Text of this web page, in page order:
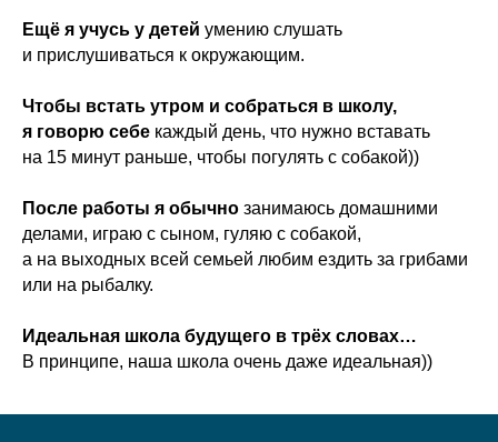
Ещё я учусь у детей умению слушать
и прислушиваться к окружающим.
Чтобы встать утром и собраться в школу,
я говорю себе каждый день, что нужно вставать
на 15 минут раньше, чтобы погулять с собакой))
После работы я обычно занимаюсь домашними
делами, играю с сыном, гуляю с собакой,
а на выходных всей семьей любим ездить за грибами
или на рыбалку.
Идеальная школа будущего в трёх словах…
В принципе, наша школа очень даже идеальная))